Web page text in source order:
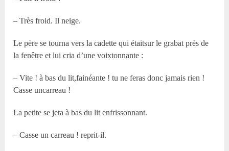
– Très froid. Il neige.
Le père se tourna vers la cadette qui étaitsur le grabat près de
la fenêtre et lui cria d’une voixtonnante :
– Vite ! à bas du lit,fainéante ! tu ne feras donc jamais rien !
Casse uncarreau !
La petite se jeta à bas du lit enfrissonnant.
– Casse un carreau ! reprit-il.